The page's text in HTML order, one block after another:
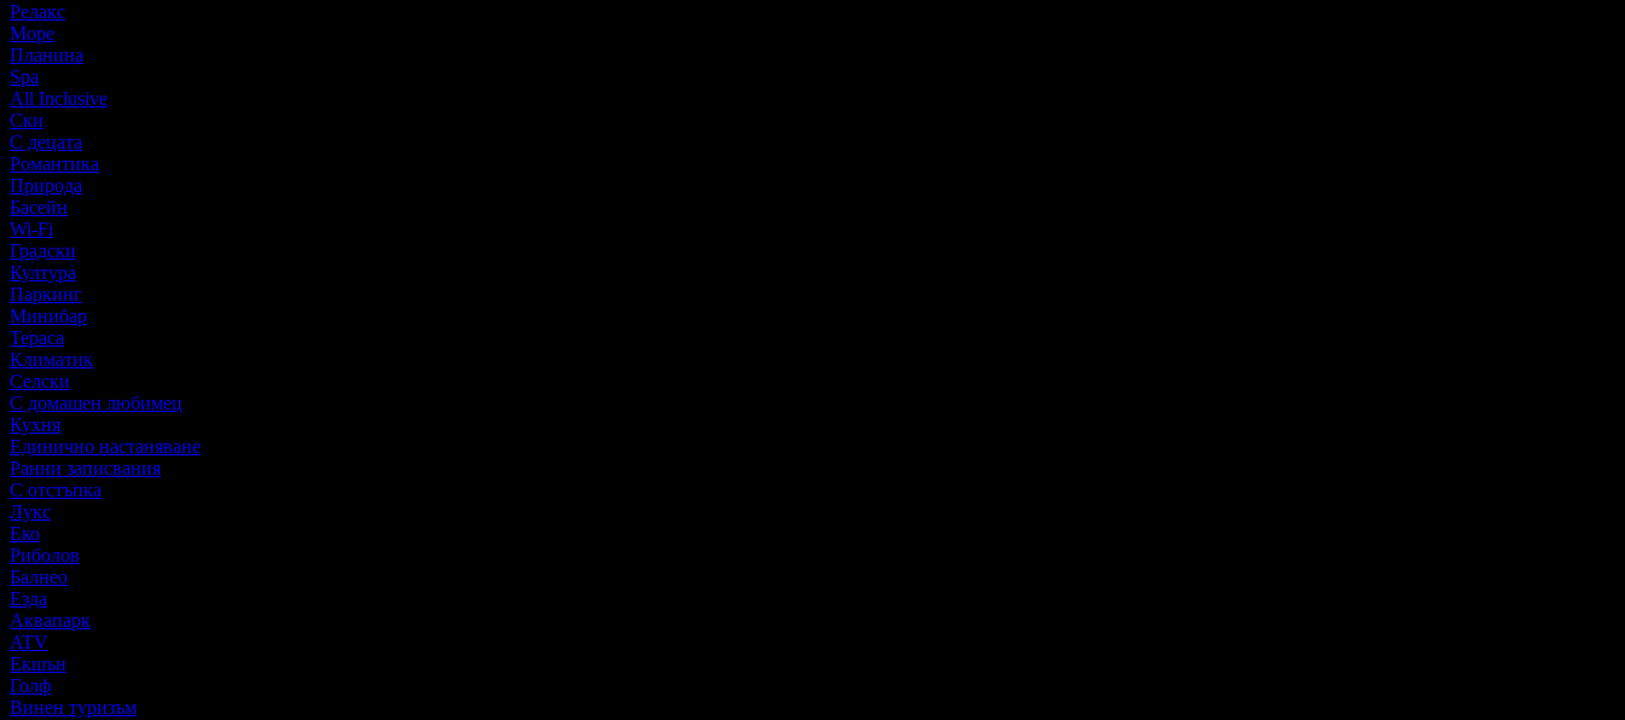
Релакс
Море
Планина
Spa
All Inclusive
Ски
С децата
Романтика
Природа
Басейн
Wi-Fi
Градски
Култура
Паркинг
Минибар
Тераса
Климатик
Селски
С домашен любимец
Кухня
Единично настаняване
Ранни записвания
С отстъпка
Лукс
Еко
Риболов
Балнео
Езда
Аквапарк
ATV
Екшън
Голф
Винен туризъм